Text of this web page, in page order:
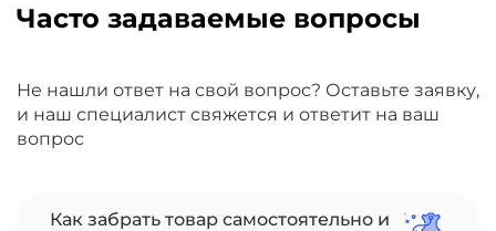
Часто задаваемые вопросы
Не нашли ответ на свой вопрос? Оставьте заявку,
и наш специалист свяжется и ответит на ваш
вопрос
Как забрать товар самостоятельно и